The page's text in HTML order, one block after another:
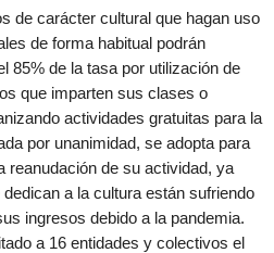
de carácter cultural que hagan uso
de forma habitual podrán
85% de la tasa por utilización de
que imparten sus clases o
actividades gratuitas para la
por unanimidad, se adopta para
reanudación de su actividad, ya
a la cultura están sufriendo
ingresos debido a la pandemia.
a 16 entidades y colectivos el